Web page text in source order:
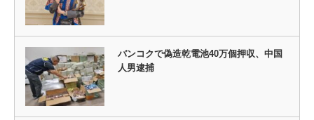
バンコクで偽造乾電池40万個押収、中国
人男逮捕